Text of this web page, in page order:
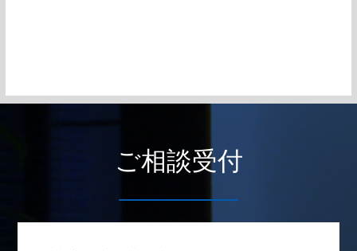
ご相談受付